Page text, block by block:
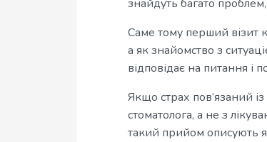
знайдуть багато
Саме тому перший візит
а як знайомство з
відповідає на питання і
Якщо страх пов’язаний
стоматолога, а не з
такий прийом описують